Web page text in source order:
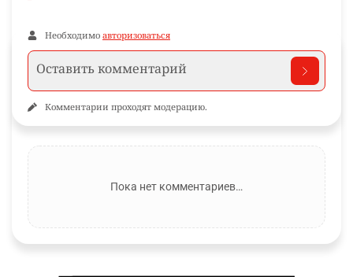
Необходимо авторизоваться
Комментарии проходят модерацию.
Пока нет комментариев…